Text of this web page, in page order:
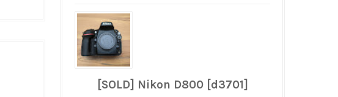
[SOLD] Nikon D800 [d3701]